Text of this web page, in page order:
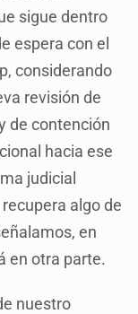
sigue dentro
espera con el
considerando
revisión de
de contención
hacia ese
judicial
algo de
en
en otra parte.
nuestro